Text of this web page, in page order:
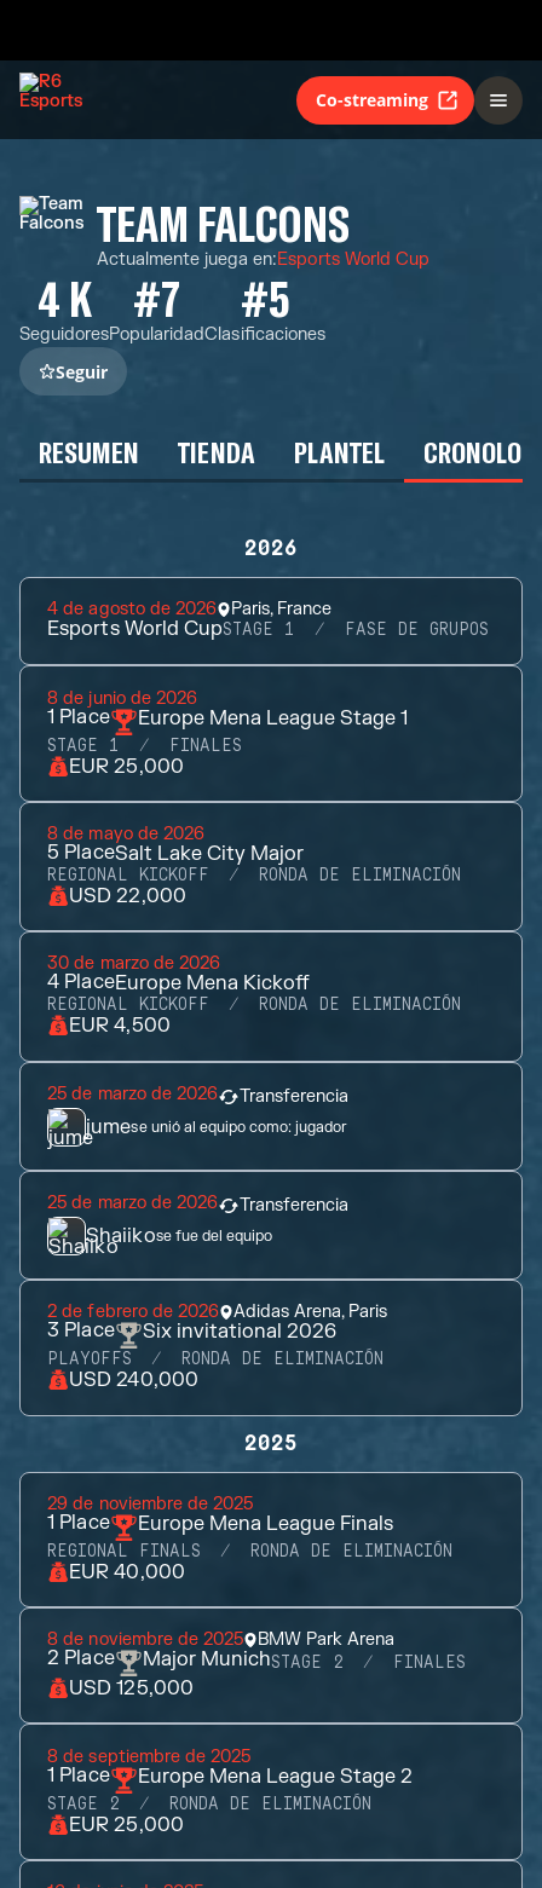
Co-streaming
TEAM FALCONS
Actualmente juega en:Esports World Cup
4 K
Seguidores
#7
Popularidad
#5
Clasificaciones
Seguir
RESUMEN TIENDA PLANTEL
2026
4 de agosto de 2026 Paris, France
Esports World CupSTAGE 1 FASE DE GRUPOS
8 de junio de 2026
1 Place Europe Mena League Stage 1
STAGE 1 FINALES
EUR 25,000
8 de mayo de 2026
5 PlaceSalt Lake City Major
REGIONAL KICKOFF RONDA DE ELIMINACIÓN
USD 22,000
30 de marzo de 2026
4 PlaceEurope Mena Kickoff
REGIONAL KICKOFF RONDA DE ELIMINACIÓN
EUR 4,500
25 de marzo de 2026 Transferencia
jumese unió al equipo como:jugador
25 de marzo de 2026 Transferencia
Shaiikose fue del equipo
2 de febrero de 2026 Adidas Arena, Paris
3 Place Six invitational 2026
PLAYOFFS RONDA DE ELIMINACIÓN
USD 240,000
2025
29 de noviembre de 2025
1 Place Europe Mena League Finals
REGIONAL FINALS RONDA DE ELIMINACIÓN
EUR 40,000
8 de noviembre de 2025 BMW Park Arena
2 Place Major MunichSTAGE 2 FINALES
USD 125,000
8 de septiembre de 2025
1 Place Europe Mena League Stage 2
STAGE 2 RONDA DE ELIMINACIÓN
EUR 25,000